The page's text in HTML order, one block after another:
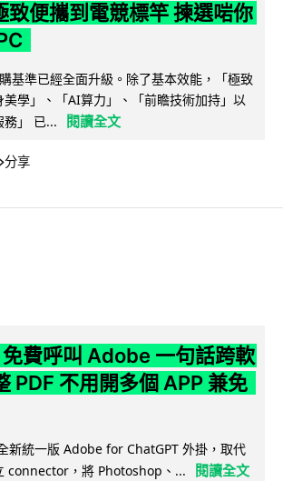
便攜到電競標竿 揀選啱你
基準已經全面升級。除了基本效能，「極致
學」、「AI算力」、「前瞻技術加持」以
務」 已...
閱讀全文
分享
費呼叫 Adobe 一句話跨軟
PDF 不用開多個 APP 兼免
新統一版 Adobe for ChatGPT 外掛，取代
connector，將 Photoshop、...
閱讀全文